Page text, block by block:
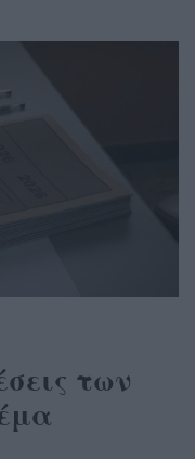
των